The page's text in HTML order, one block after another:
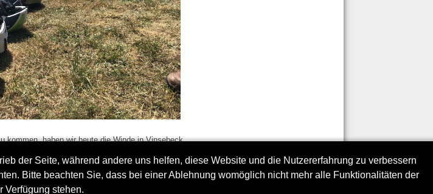
kommen, haben wir heute die Winde in Vinsebeck
aber mit etwas Glück konnte man auch
der Seite, während andere uns helfen, diese Website und die Nutzererfahrung zu verbessern
Bitte beachten Sie, dass bei einer Ablehnung womöglich nicht mehr alle Funktionalitäten der
Verfügung stehen.